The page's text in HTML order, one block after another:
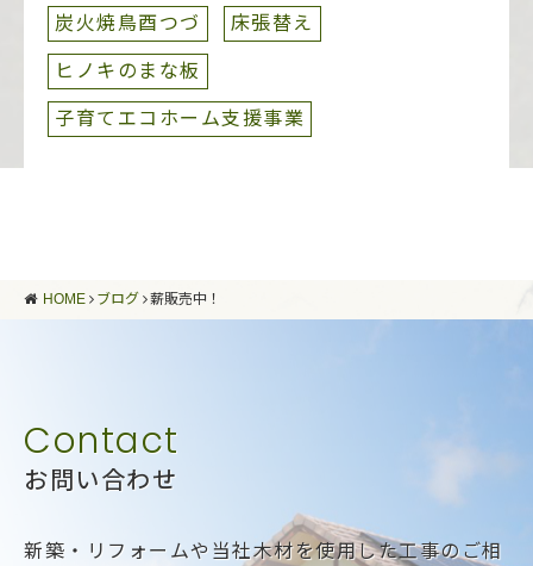
炭火焼鳥酉つづ
床張替え
ヒノキのまな板
子育てエコホーム支援事業
HOME ブログ 薪販売中！
お問い合わせ
新築・リフォームや当社木材を使用した工事のご相